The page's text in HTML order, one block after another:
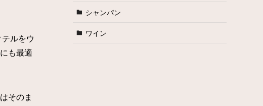
ルをウ
も最適
そのま
シャンパン
ワイン